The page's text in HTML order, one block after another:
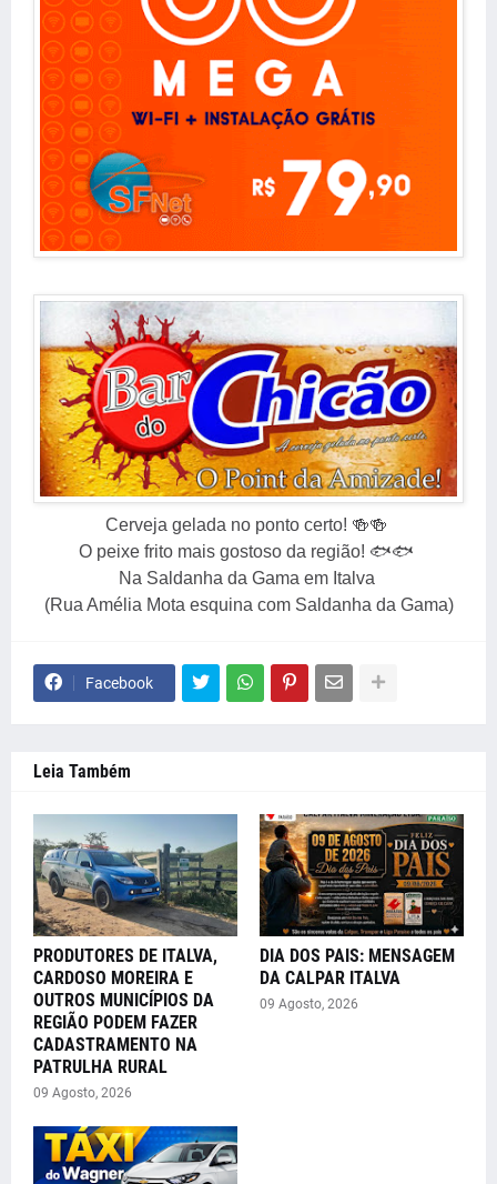
Cerveja gelada no ponto certo! 🍻🍻
O peixe frito mais gostoso da região! 🐟🐟
Na Saldanha da Gama em Italva
(Rua Amélia Mota esquina com Saldanha da Gama)
Facebook
Leia Também
PRODUTORES DE ITALVA,
CARDOSO MOREIRA E
OUTROS MUNICÍPIOS DA
REGIÃO PODEM FAZER
CADASTRAMENTO NA
PATRULHA RURAL
09 Agosto, 2026
DIA DOS PAIS: MENSAGEM
DA CALPAR ITALVA
09 Agosto, 2026